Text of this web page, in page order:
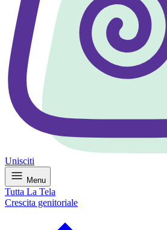
Unisciti
Menu
Tutta La Tela
Crescita genitoriale